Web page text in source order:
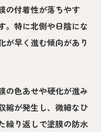
の付着性が落ちやす
。特に北側や日陰にな
が早く進む傾向があり
の色あせや硬化が進み
縮が発生し、微細なひ
繰り返しで塗膜の防水